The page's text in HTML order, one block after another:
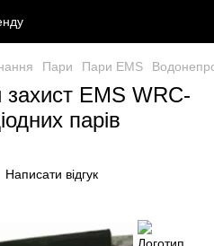
Пари Пари EMS
EMS WRC-
парів
Написати відгук